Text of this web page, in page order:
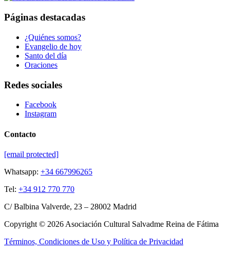
Páginas destacadas
¿Quiénes somos?
Evangelio de hoy
Santo del día
Oraciones
Redes sociales
Facebook
Instagram
Contacto
[email protected]
Whatsapp: +34 667996265
Tel: +34 912 770 770
C/ Balbina Valverde, 23 – 28002 Madrid
Copyright © 2026 Asociación Cultural Salvadme Reina de Fátima
Términos, Condiciones de Uso y Política de Privacidad